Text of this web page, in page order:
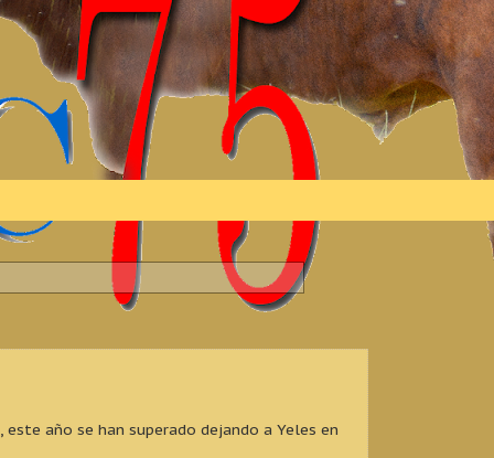
año se han superado dejando a Yeles en